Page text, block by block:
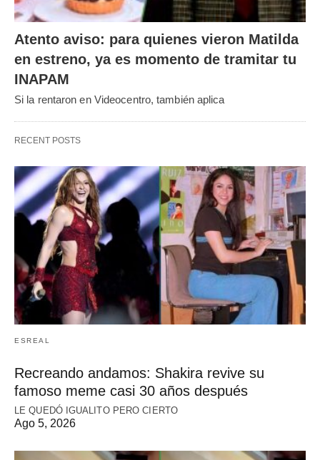
Atento aviso: para quienes vieron Matilda
en estreno, ya es momento de tramitar tu
INAPAM
Si la rentaron en Videocentro, también aplica
RECENT POSTS
ESREAL
Recreando andamos: Shakira revive su
famoso meme casi 30 años después
LE QUEDÓ IGUALITO PERO CIERTO
Ago 5, 2026